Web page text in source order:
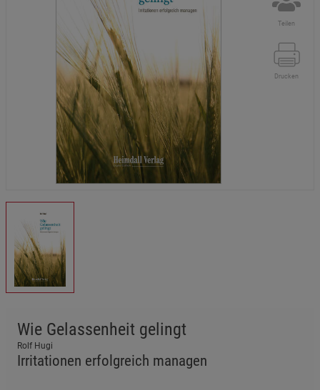
Teilen
Drucken
Wie Gelassenheit gelingt
Rolf Hugi
Irritationen erfolgreich managen